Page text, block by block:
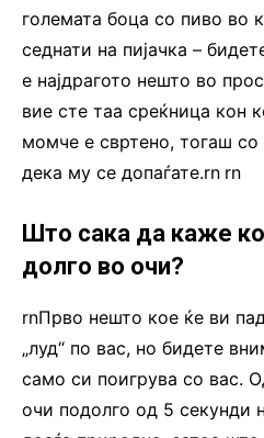
големата боца со пиво во
седнати на пијачка –
е најдрагото нешто во
вие сте таа среќница кон
момче е свртено, тогаш со
дека му се допаѓате.rn rn
Што сака да каже
долго во очи?
rnПрво нешто кое ќе ви
„луд“ по вас, но бидете
само си поигрува со вас.
очи подолго од 5 секунди